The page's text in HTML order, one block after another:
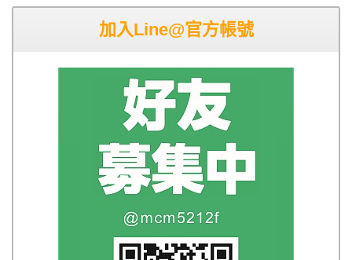
加入Line@官方帳號